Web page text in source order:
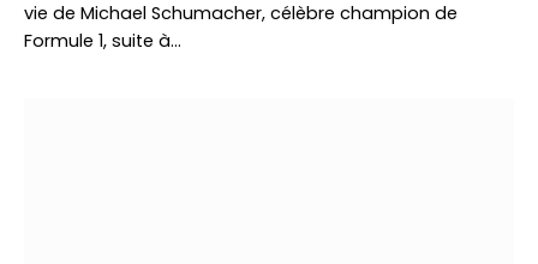
vie de Michael Schumacher, célèbre champion de
Formule 1, suite à…